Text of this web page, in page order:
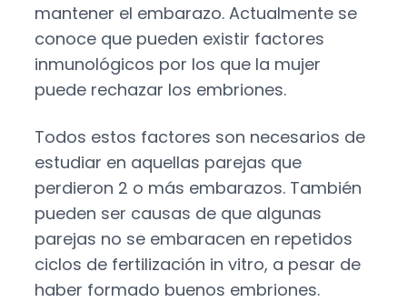
mantener el embarazo. Actualmente se
conoce que pueden existir factores
inmunológicos por los que la mujer
puede rechazar los embriones.
Todos estos factores son necesarios de
estudiar en aquellas parejas que
perdieron 2 o más embarazos. También
pueden ser causas de que algunas
parejas no se embaracen en repetidos
ciclos de fertilización in vitro, a pesar de
haber formado buenos embriones.